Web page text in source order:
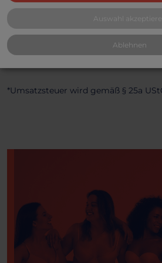
Schlagwörter
Nylon ,
Strumpfhose , getragen ,
*Umsatzsteuer wird gemäß § 25a
Ablehnen
Auswahl